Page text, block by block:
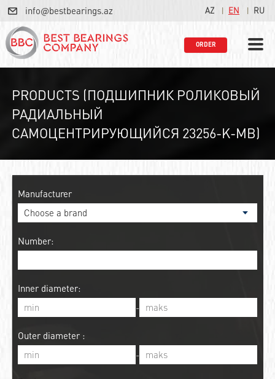
info@bestbearings.az AZ EN RU
ORDER
PRODUCTS (ПОДШИПНИК РОЛИКОВЫЙ
РАДИАЛЬНЫЙ
САМОЦЕНТРИРУЮЩИЙСЯ 23256-K-MB)
Manufacturer
Number:
Inner diameter:
-
Outer diameter :
-